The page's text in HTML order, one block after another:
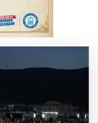
değişiklik